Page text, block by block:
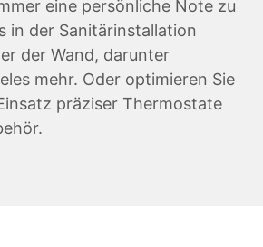
eine persönliche Note zu
in der Sanitärinstallation
der Wand, darunter
mehr. Oder optimieren Sie
präziser Thermostate